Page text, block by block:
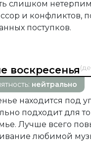
слишком
ссор и конфликтов,
поступков.
воскресенья
нейтрально
находится под
подходит для
Лучше всего
любимой